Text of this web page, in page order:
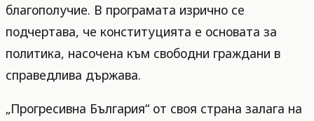
благополучие. В програмата изрично се
подчертава, че конституцията е основата за
политика, насочена към свободни граждани в
справедлива държава.
„Прогресивна България“ от своя страна залага на